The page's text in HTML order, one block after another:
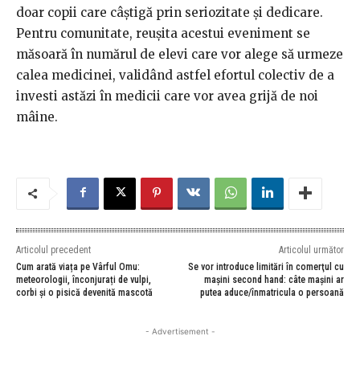
doar copii care câștigă prin seriozitate și dedicare.
Pentru comunitate, reușita acestui eveniment se
măsoară în numărul de elevi care vor alege să urmeze
calea medicinei, validând astfel efortul colectiv de a
investi astăzi în medicii care vor avea grijă de noi
mâine.
Articolul precedent
Cum arată viața pe Vârful Omu:
meteorologii, înconjurați de vulpi,
corbi și o pisică devenită mascotă
Articolul următor
Se vor introduce limitări în comerţul cu
maşini second hand: câte mașini ar
putea aduce/înmatricula o persoană
- Advertisement -